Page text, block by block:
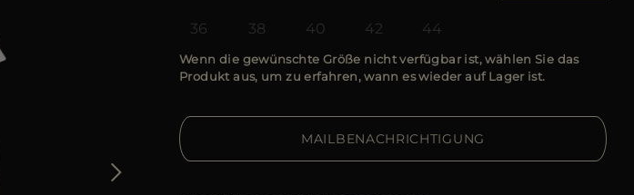
36 38 40 42 44
Wenn die gewünschte Größe nicht verfügbar ist, wählen Sie das
Produkt aus, um zu erfahren, wann es wieder auf Lager ist.
MAILBENACHRICHTIGUNG